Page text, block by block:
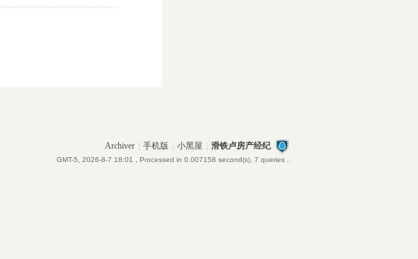
Archiver 手机版 小黑屋 滑铁卢房产经纪
GMT-5, 2026-8-7 18:01 , Processed in 0.007158 second(s), 7 queries .